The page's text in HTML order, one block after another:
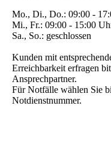
Mo., Di., Do.: 09:00 -
Mi., Fr.: 09:00 - 15:00
Sa., So.: geschlossen
Kunden mit
Erreichbarkeit erfragen
Ansprechpartner.
Für Notfälle wählen Sie
Notdienstnummer.